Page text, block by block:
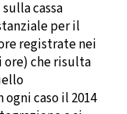
cassa
per il
registrate nei
ore) che risulta
caso il 2014